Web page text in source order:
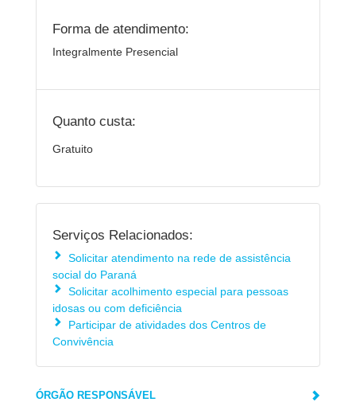
Forma de atendimento:
Integralmente Presencial
Quanto custa:
Gratuito
Serviços Relacionados:
Solicitar atendimento na rede de assistência
social do Paraná
Solicitar acolhimento especial para pessoas
idosas ou com deficiência
Participar de atividades dos Centros de
Convivência
ÓRGÃO RESPONSÁVEL